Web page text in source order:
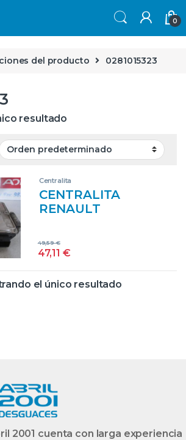
0
del producto 0281015323
resultado
Centralita
CENTRALITA
RENAULT
(2007->) 2.0 DCI
KT1D) M9R 744
47,11 €
49,59€
el único resultado
2001 cuenta con larga experiencia